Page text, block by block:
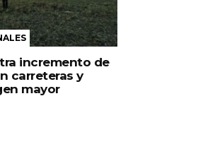
incremento de
carreteras y
mayor